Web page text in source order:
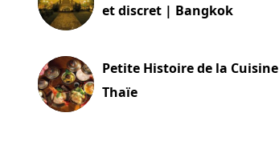
et discret | Bangkok
Petite Histoire de la Cuisine
Thaïe